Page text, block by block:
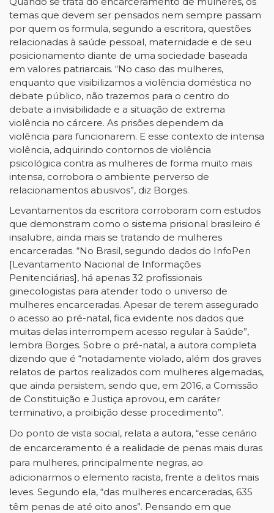
temas que devem ser pensados nem sempre passam
por quem os formula, segundo a escritora, questões
relacionadas à saúde pessoal, maternidade e de seu
posicionamento diante de uma sociedade baseada
em valores patriarcais. “No caso das mulheres,
enquanto que visibilizamos a violência doméstica no
debate público, não trazemos para o centro do
debate a invisibilidade e a situação de extrema
violência no cárcere. As prisões dependem da
violência para funcionarem. E esse contexto de intensa
violência, adquirindo contornos de violência
psicológica contra as mulheres de forma muito mais
intensa, corrobora o ambiente perverso de
relacionamentos abusivos”, diz Borges.
Levantamentos da escritora corroboram com estudos
que demonstram como o sistema prisional brasileiro é
insalubre, ainda mais se tratando de mulheres
encarceradas. “No Brasil, segundo dados do InfoPen
[Levantamento Nacional de Informações
Penitenciárias], há apenas 32 profissionais
ginecologistas para atender todo o universo de
mulheres encarceradas. Apesar de terem assegurado
o acesso ao pré-natal, fica evidente nos dados que
muitas delas interrompem acesso regular à Saúde”,
lembra Borges. Sobre o pré-natal, a autora completa
dizendo que é “notadamente violado, além dos graves
relatos de partos realizados com mulheres algemadas,
que ainda persistem, sendo que, em 2016, a Comissão
de Constituição e Justiça aprovou, em caráter
terminativo, a proibição desse procedimento”.
Do ponto de vista social, relata a autora, “esse cenário
de encarceramento é a realidade de penas mais duras
para mulheres, principalmente negras, ao
adicionarmos o elemento racista, frente a delitos mais
leves. Segundo ela, “das mulheres encarceradas, 635
têm penas de até oito anos”. Pensando em que